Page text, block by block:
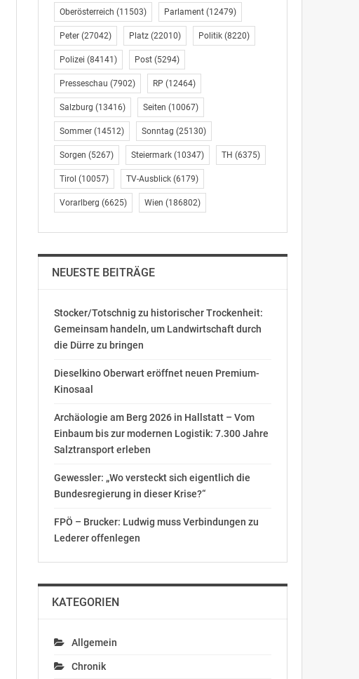
Oberösterreich (11503) Parlament(12479)
Peter(27042) Platz(22010) Politik(8220)
Polizei (84141) Post(5294)
Presseschau (7902) RP (12464)
Salzburg (13416) Seiten (10067)
Sommer(14512) Sonntag (25130)
Sorgen (5267) Steiermark(10347) TH (6375)
Tirol (10057) TV-Ausblick(6179)
Vorarlberg (6625) Wien (186802)
NEUESTE BEITRÄGE
Stocker/Totschnig zu historischer Trockenheit:
Gemeinsam handeln, um Landwirtschaft durch
die Dürre zu bringen
Dieselkino Oberwart eröffnet neuen Premium-
Kinosaal
Archäologie am Berg 2026 in Hallstatt – Vom
Einbaum bis zur modernen Logistik: 7.300 Jahre
Salztransport erleben
Gewessler: „Wo versteckt sich eigentlich die
Bundesregierung in dieser Krise?“
FPÖ – Brucker: Ludwig muss Verbindungen zu
Lederer offenlegen
KATEGORIEN
Allgemein
Chronik